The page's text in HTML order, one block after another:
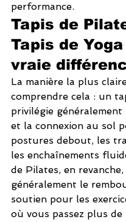
performance.
Tapis de
Tapis de
vraie
La manière la plus
comprendre cela : un
privilégie généralement
et la connexion au sol
postures debout, les
les enchaînements
de Pilates, en
généralement le
soutien pour les
où vous passez plus de